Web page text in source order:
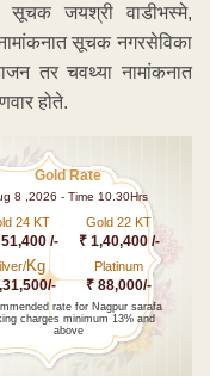
सूचक जयश्री वाडीभस्मे,
सूचक नगरसेविका
तर चवथ्या नामांकनात
होते.
Gold Rate
8 ,2026 - Time 10.30Hrs
24 KT
/-
Gold 22 KT
₹ 1,40,400 /-
Kg Platinum
₹ 88,000/-
rate for Nagpur sarafa
charges minimum 13% and
above